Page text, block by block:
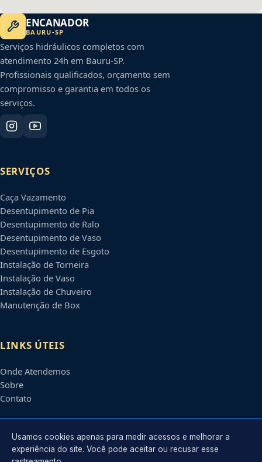
ENCANADOR
BAURU-SP
Serviços hidráulicos completos com
atendimento 24h em Bauru-SP.
Profissionais qualificados, orçamento sem
compromisso e garantia em todos os
serviços.
SERVIÇOS
Caça Vazamento
Desentupimento de Pia
Desentupimento de Ralo
Desentupimento de Vaso
Desentupimento de Esgoto
Instalação de Torneira
Instalação de Vaso
Instalação de Chuveiro
Manutenção de Box
LINKS ÚTEIS
Onde Atendemos
Sobre
Contato
CONTATO
Usamos cookies apenas para medir acessos e melhorar a
experiência do site. Você pode aceitar ou recusar esse